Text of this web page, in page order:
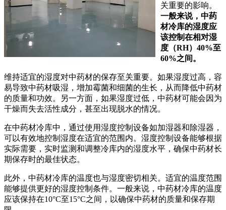
关重要的影响。
一般来说，中药
材冷库的湿度应
该控制在相对湿
度（RH）40%至
60%之间。
维持适宜的湿度对中药材的保存至关重要。如果湿度过高，容
易导致中药材吸湿，增加霉菌和细菌的生长，从而降低中药材
的质量和功效。另一方面，如果湿度过低，中药材可能会因为
干燥而失去活性成分，甚至出现脱水的情况。
在中药材冷库中，通过使用湿度控制设备如加湿器和除湿器，
可以有效地控制湿度在适宜的范围内。湿度控制设备能够根据
实际需要，实时监测和调整冷库内的湿度水平，确保中药材长
期保存时的最佳状态。
此外，中药材冷库的温度也与湿度密切相关。适宜的温度范围
能够提供更好的湿度控制条件。一般来说，中药材冷库的温度
应该保持在10°C至15°C之间，以确保中药材的质量和保存期